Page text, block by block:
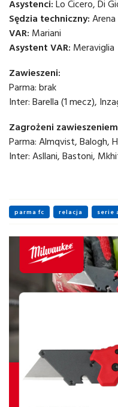
Asystenci: Lo Cicero, Di
Sędzia techniczny: Arena
VAR: Mariani
Asystent VAR: Meraviglia
Zawieszeni:
Parma: brak
Inter: Barella (1 mecz),
Zagrożeni
Parma: Almqvist, Balogh,
Inter: Asllani, Bastoni,
parma fc relacja serie